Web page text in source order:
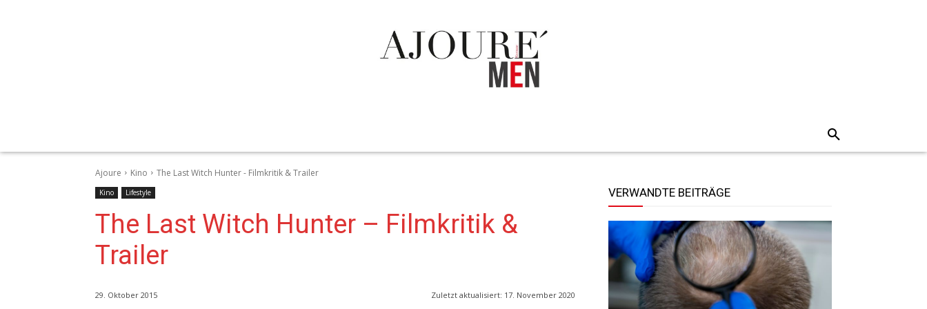
Ajoure Kino The Last Witch Hunter - Filmkritik & Trailer
Kino Lifestyle
The Last Witch Hunter – Filmkritik &
Trailer
29. Oktober 2015 Zuletzt aktualisiert: 17. November 2020
VERWANDTE BEITRÄGE